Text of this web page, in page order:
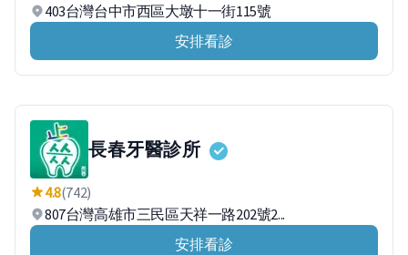
403台灣台中市西區大墩十一街115號
安排看診
長春牙醫診所
4.8(742)
807台灣高雄市三民區天祥一路202號2...
安排看診